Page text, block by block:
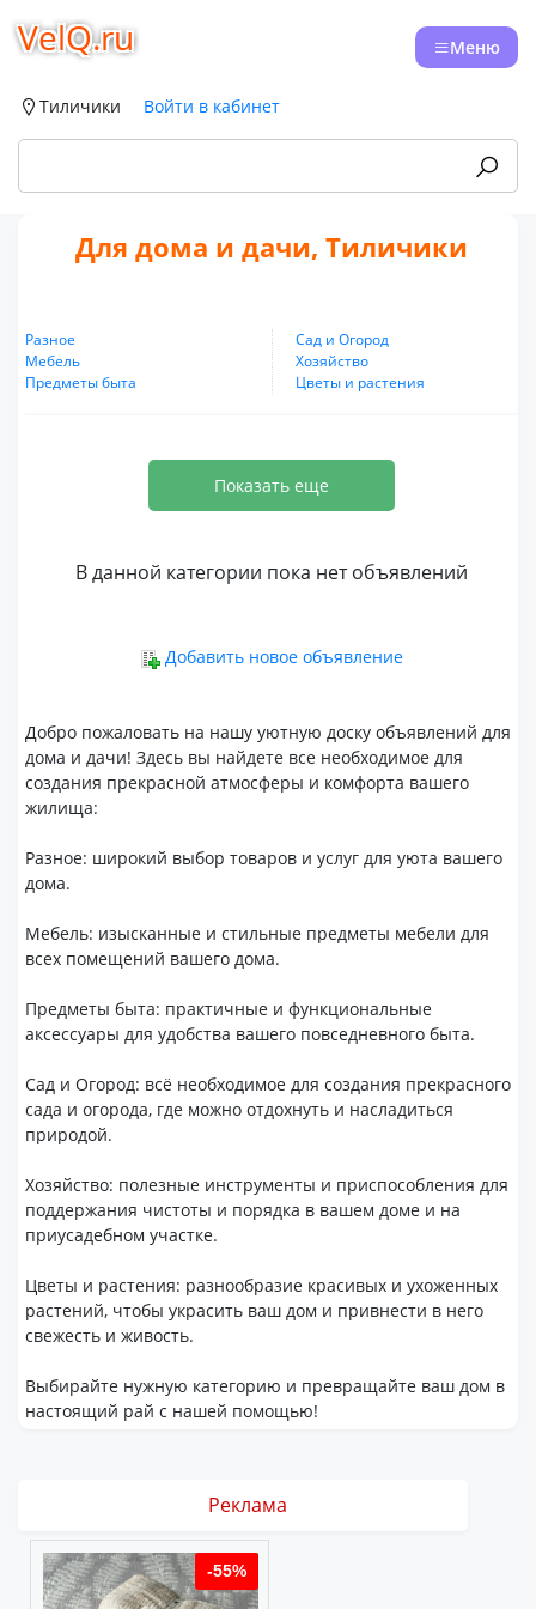
VelQ.ru Меню
Тиличики Войти в кабинет
Для дома и дачи, Тиличики
Разное
Мебель
Предметы быта
Сад и Огород
Хозяйство
Цветы и растения
Показать еще
В данной категории пока нет объявлений
Добавить новое объявление
Добро пожаловать на нашу уютную доску объявлений для
дома и дачи! Здесь вы найдете все необходимое для
создания прекрасной атмосферы и комфорта вашего
жилища:
Разное: широкий выбор товаров и услуг для уюта вашего
дома.
Мебель: изысканные и стильные предметы мебели для
всех помещений вашего дома.
Предметы быта: практичные и функциональные
аксессуары для удобства вашего повседневного быта.
Сад и Огород: всё необходимое для создания прекрасного
сада и огорода, где можно отдохнуть и насладиться
природой.
Хозяйство: полезные инструменты и приспособления для
поддержания чистоты и порядка в вашем доме и на
приусадебном участке.
Цветы и растения: разнообразие красивых и ухоженных
растений, чтобы украсить ваш дом и привнести в него
свежесть и живость.
Выбирайте нужную категорию и превращайте ваш дом в
настоящий рай с нашей помощью!
Реклама
-55%